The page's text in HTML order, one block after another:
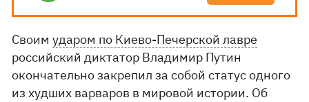
Своимударом по Киево-Печерской лавре
российский диктатор Владимир Путин
окончательно закрепил за собой статус одного
из худших варваров в мировой истории. Об